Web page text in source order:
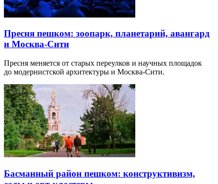
Пресня пешком: зоопарк, планетарий, авангард
и Москва-Сити
Пресня меняется от старых переулков и научных площадок
до модернистской архитектуры и Москва-Сити.
Басманный район пешком: конструктивизм,